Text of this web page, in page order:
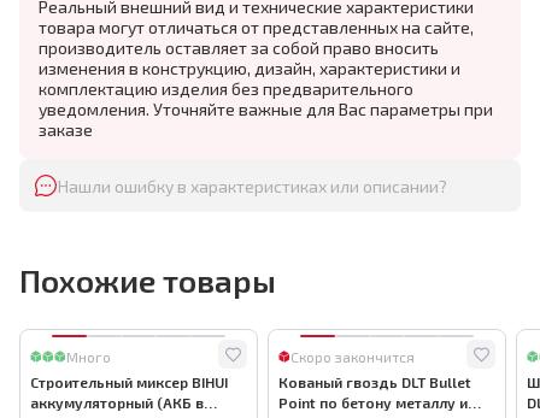
Реальный внешний вид и технические характеристики
товара могут отличаться от представленных на сайте,
производитель оставляет за собой право вносить
изменения в конструкцию, дизайн, характеристики и
комплектацию изделия без предварительного
уведомления. Уточняйте важные для Вас параметры при
заказе
Нашли ошибку в характеристиках или описании?
Похожие товары
Много
Строительный миксер BIHUI
аккумуляторный (АКБ в
Скоро закончится
Кованый гвоздь DLT Bullet
Point по бетону металлу и